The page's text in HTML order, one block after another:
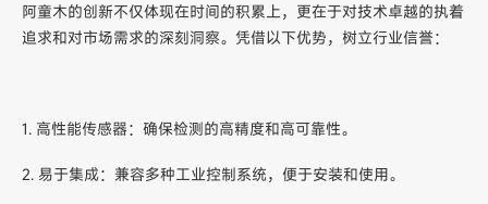
阿童木的创新不仅体现在时间的积累上，更在于对技术卓越的执着
追求和对市场需求的深刻洞察。凭借以下优势，树立行业信誉：
1. 高性能传感器：确保检测的高精度和高可靠性。
2. 易于集成：兼容多种工业控制系统，便于安装和使用。